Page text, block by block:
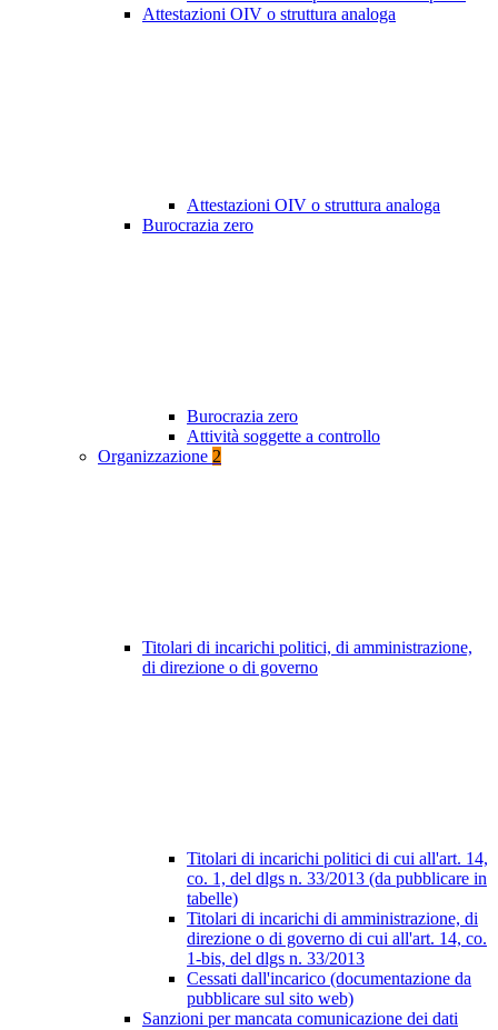
Attestazioni OIV o struttura analoga
Attestazioni OIV o struttura analoga
Burocrazia zero
Burocrazia zero
Attività soggette a controllo
Organizzazione 2
Titolari di incarichi politici, di amministrazione,
di direzione o di governo
Titolari di incarichi politici di cui all'art. 14,
co. 1, del dlgs n. 33/2013 (da pubblicare in
tabelle)
Titolari di incarichi di amministrazione, di
direzione o di governo di cui all'art. 14, co.
1-bis, del dlgs n. 33/2013
Cessati dall'incarico (documentazione da
pubblicare sul sito web)
Sanzioni per mancata comunicazione dei dati